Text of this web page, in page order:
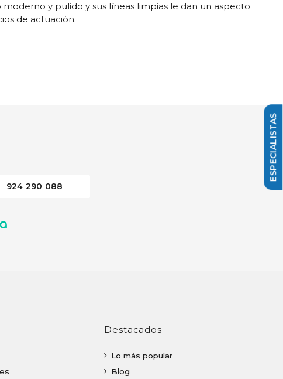
y pulido y sus líneas limpias le dan un aspecto
de actuación.
924 290 088
Destacados
Lo más popular
Blog